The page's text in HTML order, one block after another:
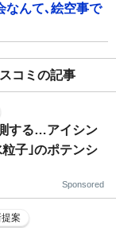
なんて､絵空事で
コミの記事
する…アイシン
子｣のポテンシ
Sponsored
案